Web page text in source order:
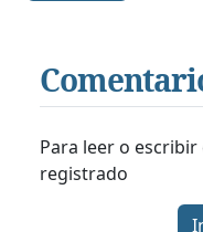
Para leer o
registrado